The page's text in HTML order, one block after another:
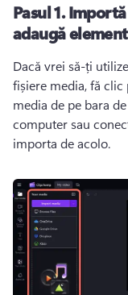
Pasul 1.
adaugă
Dacă vrei să-ți
fișiere media, fă
media de pe bara
computer sau
importa de acolo.